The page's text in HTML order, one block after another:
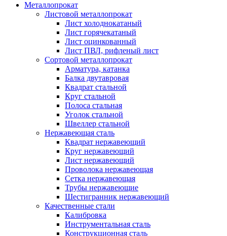
Металлопрокат
Листовой металлопрокат
Лист холоднокатаный
Лист горячекатаный
Лист оцинкованный
Лист ПВЛ, рифленый лист
Сортовой металлопрокат
Арматура, катанка
Балка двутавровая
Квадрат стальной
Круг стальной
Полоса стальная
Уголок стальной
Швеллер стальной
Нержавеющая сталь
Квадрат нержавеющий
Круг нержавеющий
Лист нержавеющий
Проволока нержавеющая
Сетка нержавеющая
Трубы нержавеющие
Шестигранник нержавеющий
Качественные стали
Калибровка
Инструментальная сталь
Конструкционная сталь